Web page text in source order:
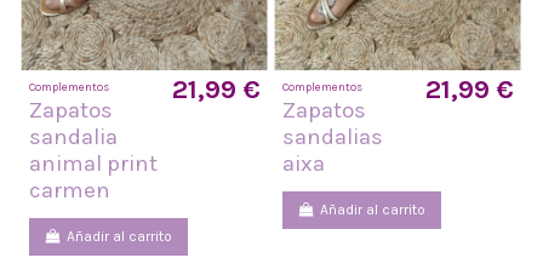
Complementos
Zapatos
sandalia
animal print
carmen
21,99 €
Añadir al carrito
Complementos
Zapatos
sandalias
aixa
21,99 €
Añadir al carrito